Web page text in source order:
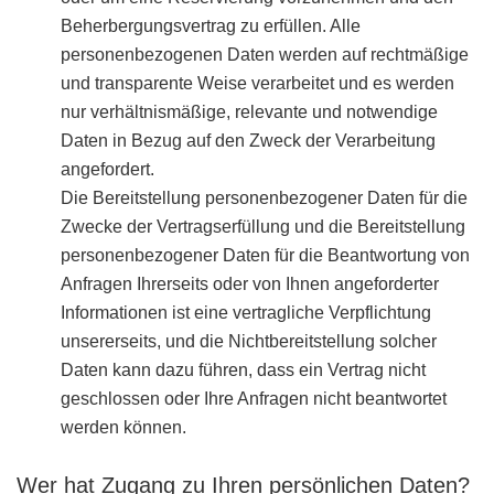
Beherbergungsvertrag zu erfüllen. Alle
personenbezogenen Daten werden auf rechtmäßige
und transparente Weise verarbeitet und es werden
nur verhältnismäßige, relevante und notwendige
Daten in Bezug auf den Zweck der Verarbeitung
angefordert.
Die Bereitstellung personenbezogener Daten für die
Zwecke der Vertragserfüllung und die Bereitstellung
personenbezogener Daten für die Beantwortung von
Anfragen Ihrerseits oder von Ihnen angeforderter
Informationen ist eine vertragliche Verpflichtung
unsererseits, und die Nichtbereitstellung solcher
Daten kann dazu führen, dass ein Vertrag nicht
geschlossen oder Ihre Anfragen nicht beantwortet
werden können.
Wer hat Zugang zu Ihren persönlichen Daten?